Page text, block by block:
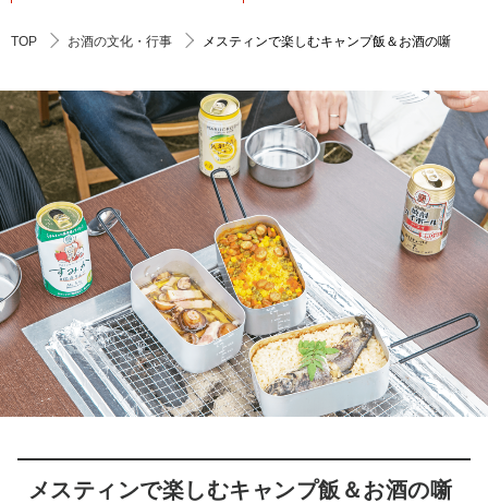
TOP お酒の文化・行事 メスティンで楽しむキャンプ飯＆お酒の噺
メスティンで楽しむキャンプ飯＆お酒の噺